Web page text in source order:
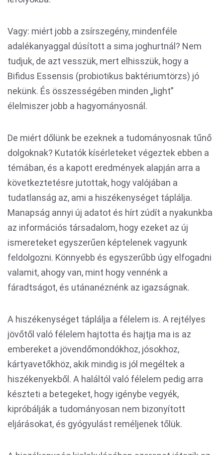
Vagy: miért jobb a zsírszegény, mindenféle
adalékanyaggal dúsított a sima joghurtnál? Nem
tudjuk, de azt vesszük, mert elhisszük, hogy a
Bifidus Essensis (probiotikus baktériumtörzs) jó
nekünk. És összességében minden „light”
élelmiszer jobb a hagyományosnál.
De miért dőlünk be ezeknek a tudományosnak tűnő
dolgoknak? Kutatók kísérleteket végeztek ebben a
témában, és a kapott eredmények alapján arra a
következtetésre jutottak, hogy valójában a
tudatlanság az, ami a hiszékenységet táplálja.
Manapság annyi új adatot és hírt zúdít a nyakunkba
az információs társadalom, hogy ezeket az új
ismereteket egyszerűen képtelenek vagyunk
feldolgozni. Könnyebb és egyszerűbb úgy elfogadni
valamit, ahogy van, mint hogy vennénk a
fáradtságot, és utánanéznénk az igazságnak.
A hiszékenységet táplálja a félelem is. A rejtélyes
jövőtől való félelem hajtotta és hajtja ma is az
embereket a jövendőmondókhoz, jósokhoz,
kártyavetőkhöz, akik mindig is jól megéltek a
hiszékenyekből. A haláltól való félelem pedig arra
készteti a betegeket, hogy igénybe vegyék,
kipróbálják a tudományosan nem bizonyított
eljárásokat, és gyógyulást reméljenek tőlük.